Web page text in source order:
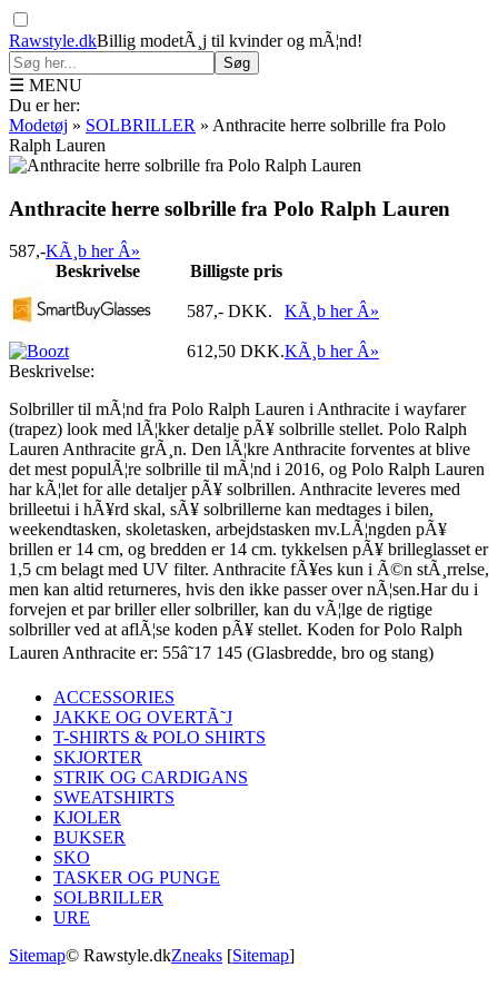
Rawstyle.dkBillig modetÃ¸j til kvinder og mÃ¦nd!
Søg
☰ MENU
Du er her:
Modetøj » SOLBRILLER » Anthracite herre solbrille fra Polo
Ralph Lauren
Anthracite herre solbrille fra Polo Ralph Lauren
587,-KÃ¸b her Â»
Beskrivelse
Billigste pris
587,- DKK. KÃ¸b her Â»
612,50 DKK.KÃ¸b her Â»
Beskrivelse:
Solbriller til mÃ¦nd fra Polo Ralph Lauren i Anthracite i wayfarer
(trapez) look med lÃ¦kker detalje pÃ¥ solbrille stellet. Polo Ralph
Lauren Anthracite grÃ¸n. Den lÃ¦kre Anthracite forventes at blive
det mest populÃ¦re solbrille til mÃ¦nd i 2016, og Polo Ralph Lauren
har kÃ¦let for alle detaljer pÃ¥ solbrillen. Anthracite leveres med
brilleetui i hÃ¥rd skal, sÃ¥ solbrillerne kan medtages i bilen,
weekendtasken, skoletasken, arbejdstasken mv.LÃ¦ngden pÃ¥
brillen er 14 cm, og bredden er 14 cm. tykkelsen pÃ¥ brilleglasset er
1,5 cm belagt med UV filter. Anthracite fÃ¥es kun i Ã©n stÃ¸rrelse,
men kan altid returneres, hvis den ikke passer over nÃ¦sen.Har du i
forvejen et par briller eller solbriller, kan du vÃ¦lge de rigtige
solbriller ved at aflÃ¦se koden pÃ¥ stellet. Koden for Polo Ralph
Lauren Anthracite er: 55â˜17 145 (Glasbredde, bro og stang)
ACCESSORIES
JAKKE OG OVERTÃ˜J
T-SHIRTS & POLO SHIRTS
SKJORTER
STRIK OG CARDIGANS
SWEATSHIRTS
KJOLER
BUKSER
SKO
TASKER OG PUNGE
SOLBRILLER
URE
Sitemap© Rawstyle.dkZneaks [Sitemap]